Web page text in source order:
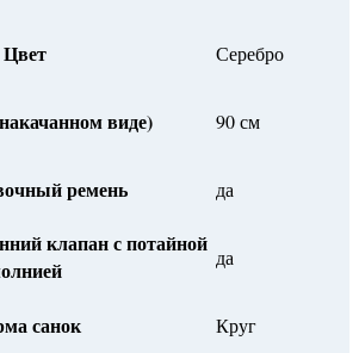
Цвет Серебро
виде) 90 см
ремень да
клапан с потайной
да
санок Круг